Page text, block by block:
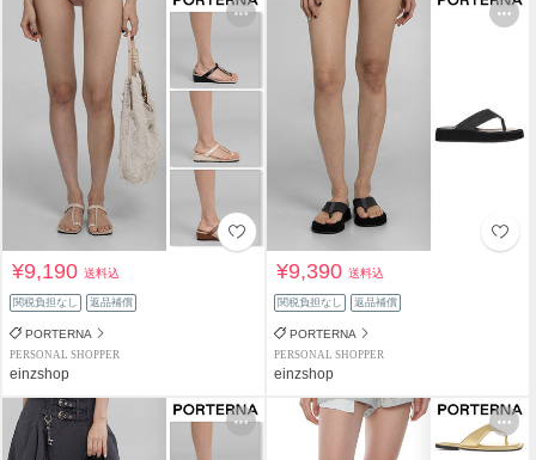
¥9,190送料込
関税負担なし 返品補償
PORTERNA
PERSONAL SHOPPER
einzshop
¥9,390送料込
関税負担なし 返品補償
PORTERNA
PERSONAL SHOPPER
einzshop